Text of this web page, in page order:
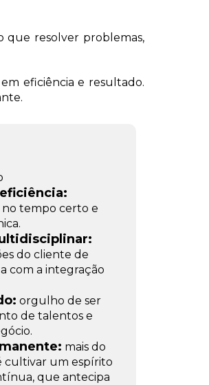
que resolver problemas,
eficiência e resultado.
tempo certo e
do cliente de
com a integração
orgulho de ser
de talentos e
mais do
cultivar um espírito
que antecipa